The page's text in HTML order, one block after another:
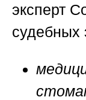
эксперт
судебных